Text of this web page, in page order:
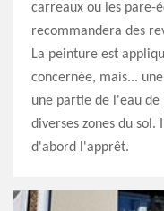
carreaux ou les pare-
recommandera des
La peinture est
concernée, mais...
une partie de l'eau de
diverses zones du
d'abord l'apprêt.